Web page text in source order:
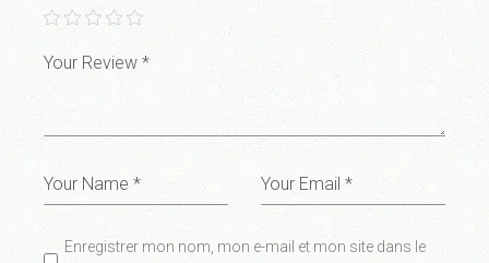
Enregistrer mon nom, mon e-mail et mon site dans le